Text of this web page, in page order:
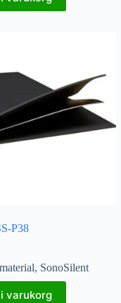
P38
, SonoSilent
varukorg